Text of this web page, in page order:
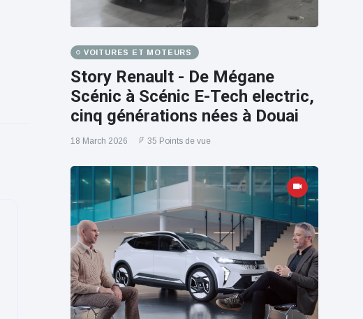
VOITURES ET MOTEURS
Story Renault - De Mégane
Scénic à Scénic E-Tech electric,
cinq générations nées à Douai
18 March 2026 35 Points de vue